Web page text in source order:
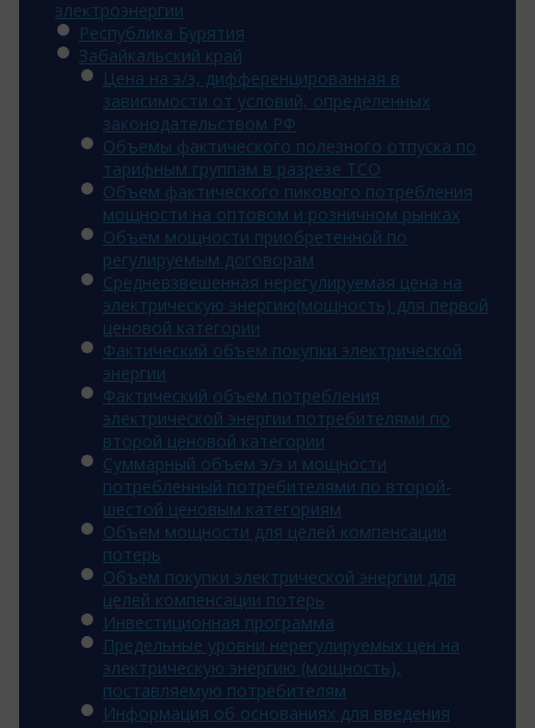
электроэнергии
Республика Бурятия
Забайкальский край
Цена на э/э, дифференцированная в
зависимости от условий, определенных
законодательством РФ
Объемы фактического полезного отпуска по
тарифным группам в разрезе ТСО
Объем фактического пикового потребления
мощности на оптовом и розничном рынках
Объем мощности приобретенной по
регулируемым договорам
Средневзвешенная нерегулируемая цена на
электрическую энергию(мощность) для первой
ценовой категории
Фактический объем покупки электрической
энергии
Фактический объем потребления
электрической энергии потребителями по
второй ценовой категории
Суммарный объем э/э и мощности
потребленный потребителями по второй-
шестой ценовым категориям
Объем мощности для целей компенсации
потерь
Объем покупки электрической энергии для
целей компенсации потерь
Инвестиционная программа
Предельные уровни нерегулируемых цен на
электрическую энергию (мощность),
поставляемую потребителям
Информация об основаниях для введения